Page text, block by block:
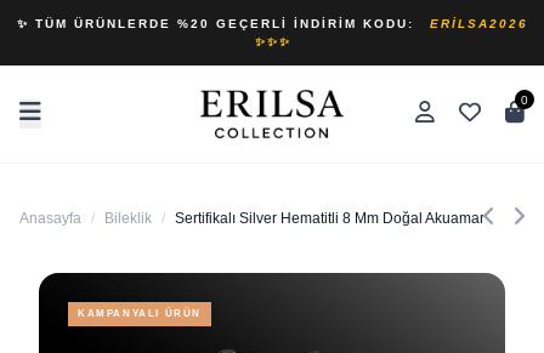
✨ TÜM ÜRÜNLERDE %20 GEÇERLI İNDIRIM KODU:
ERILSA2026
✨✨✨
0
Anasayfa / Bileklik / Sertifikalı Silver Hematitli 8 Mm Doğal Akuamarin Taşı
KAMPANYALI ÜRÜN